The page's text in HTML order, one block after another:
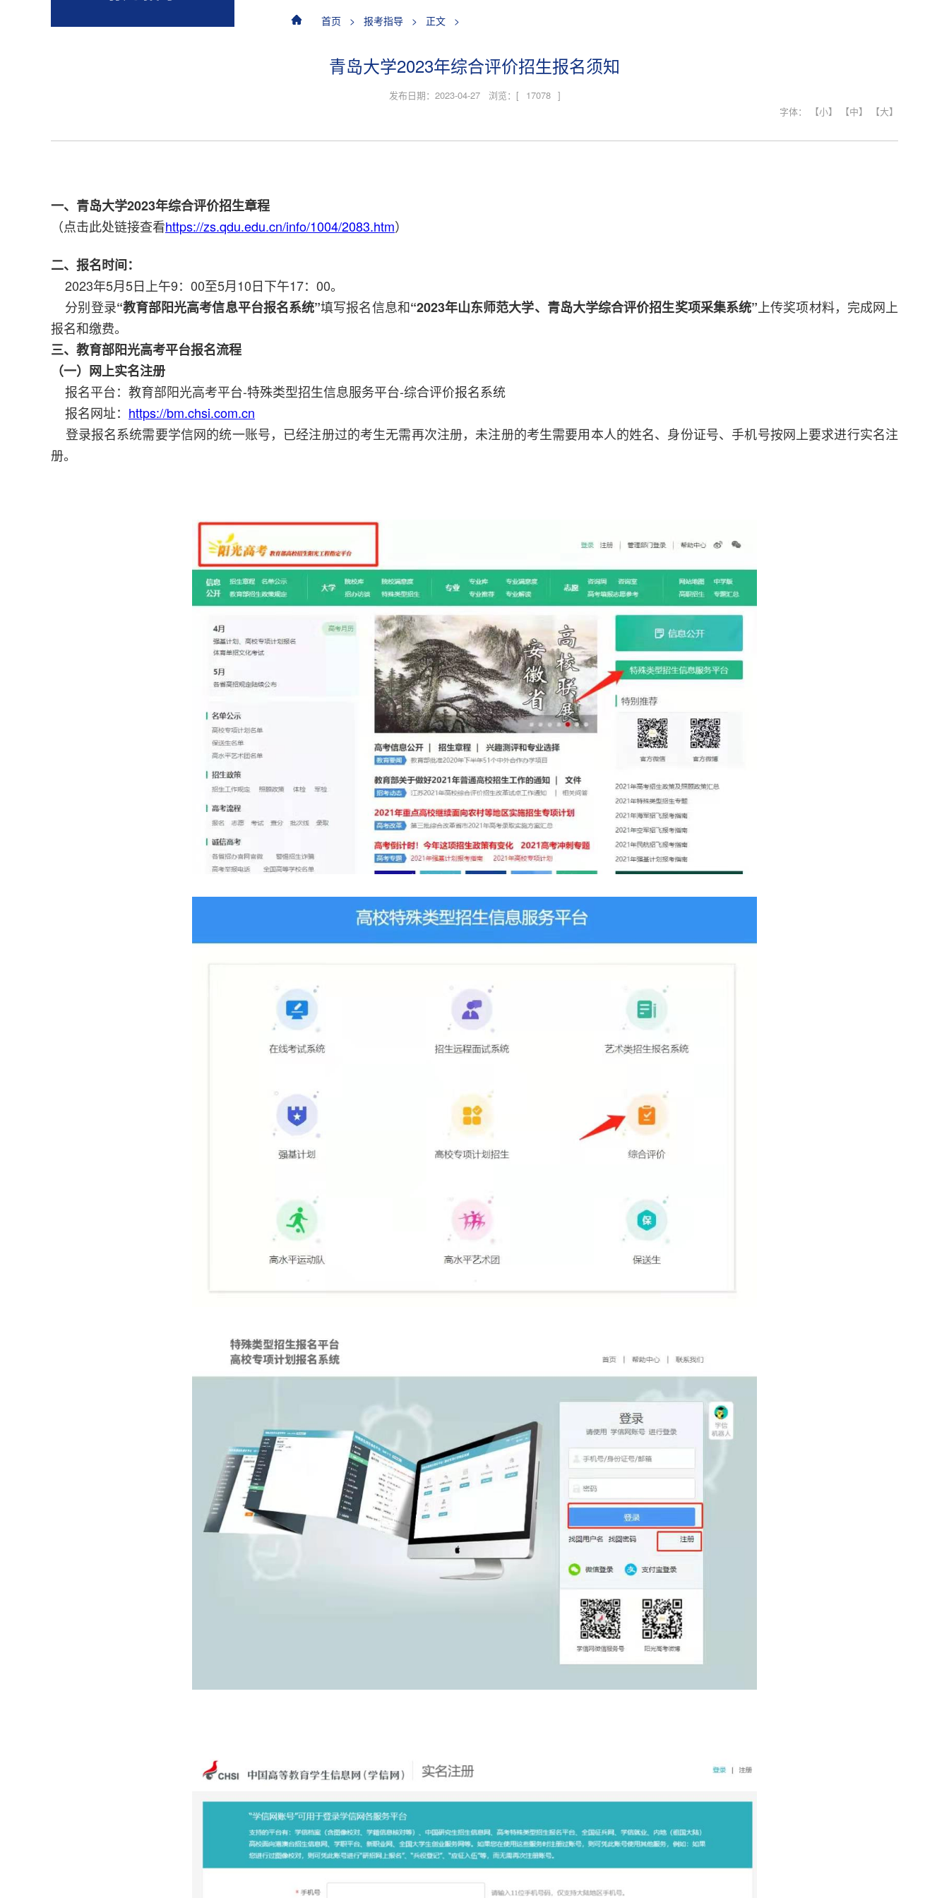
首页 > 报考指导 > 正文 >
青岛大学2023年综合评价招生报名须知
发布日期：2023-04-27 浏览：[ 17078 ]
字体：
【小】 【中】 【大】
一、青岛大学2023年综合评价招生章程
（点击此处链接查看https://zs.qdu.edu.cn/info/1004/2083.htm）
二、报名时间：
2023年5月5日上午9：00至5月10日下午17：00。
分别登录“教育部阳光高考信息平台报名系统”填写报名信息和“2023年山东师范大学、青岛大学综合评价招生奖项采集系统” 上传奖项材料，完成网上
报名和缴费。
三、教育部阳光高考平台报名流程
（一）网上实名注册
报名平台：教育部阳光高考平台-特殊类型招生信息服务平台-综合评价报名系统
报名网址： https://bm.chsi.com.cn
登录报名系统需要学信网的统一账号，已经注册过的考生无需再次注册，未注册的考生需要用本人的姓名、身份证号、手机号按网上要求进行实名注
册。